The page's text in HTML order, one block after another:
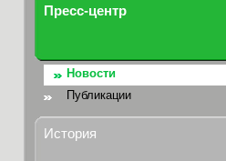
Пресс-центр
Новости
Публикации
История